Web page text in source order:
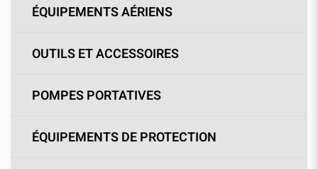
ÉQUIPEMENTS AÉRIENS
OUTILS ET ACCESSOIRES
POMPES PORTATIVES
ÉQUIPEMENTS DE PROTECTION